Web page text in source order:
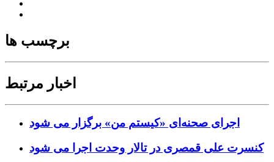
برچسب ها
اخبار مرتبط
اجرای صحنه‌ای «کیستم من» برگزار می شود
کنسرت علی قمصری در تالار وحدت اجرا می شود